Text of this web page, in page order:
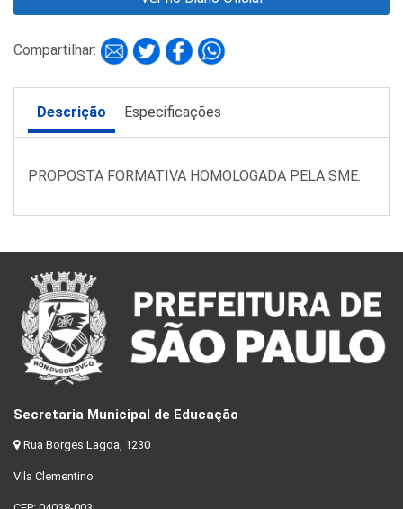
Compartilhar:
Descrição Especificações
PROPOSTA FORMATIVA HOMOLOGADA PELA SME.
Secretaria Municipal de Educação
Rua Borges Lagoa, 1230
Vila Clementino